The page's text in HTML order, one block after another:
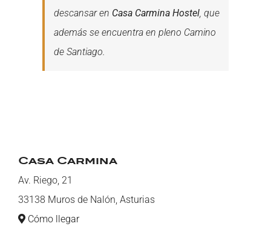
descansar en Casa Carmina Hostel, que
además se encuentra en pleno Camino
de Santiago.
Casa Carmina
Av. Riego, 21
33138 Muros de Nalón, Asturias
Cómo llegar